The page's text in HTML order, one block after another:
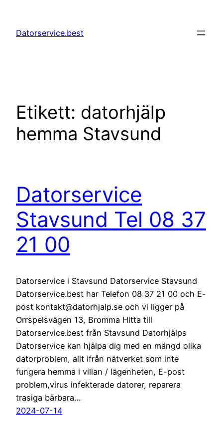
innehåll
Datorservice.best
Etikett: datorhjälp
hemma Stavsund
Datorservice
Stavsund Tel 08 37
21 00
Datorservice i Stavsund Datorservice Stavsund
Datorservice.best har Telefon 08 37 21 00 och E-
post kontakt@datorhjalp.se och vi ligger på
Orrspelsvägen 13, Bromma Hitta till
Datorservice.best från Stavsund Datorhjälps
Datorservice kan hjälpa dig med en mängd olika
datorproblem, allt ifrån nätverket som inte
fungera hemma i villan / lägenheten, E-post
problem,virus infekterade datorer, reparera
trasiga bärbara…
2024-07-14